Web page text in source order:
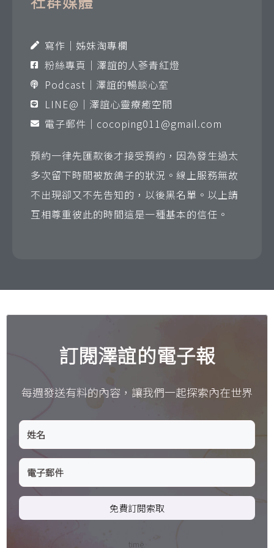
寫作｜姊妹淘專欄
粉絲專頁｜澤誼的人蔘青紅燈
Podcast｜澤誼的暢談心室
LINE@｜澤誼心靈療癒空間
電子郵件｜ cocoping011@gmail.com
預約一律先匯款後才接受預約，因為發生過太
多次留下時間被放鴿子的狀況。線上服務無故
不出現卻又不先告知的，以後黑名單。以上請
互相尊重彼此的時間這是一種基本的信任。
訂閱澤誼的電子報
每週發送有料的內容，讓我們一起探索內在世界
免費訂閱索取
time.